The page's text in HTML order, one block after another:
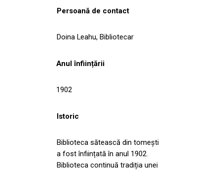
Persoană de contact
Doina Leahu, Bibliotecar
Anul înființării
1902
Istoric
Biblioteca sătească din tomești
a fost înființată în anul 1902.
Biblioteca continuă tradiția unei